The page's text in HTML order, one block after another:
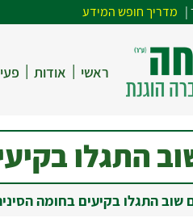
| מדריך חופש המידע
ראשי | אודות |
התגלו
שוב התגלו בקיעים בחומה הסינית